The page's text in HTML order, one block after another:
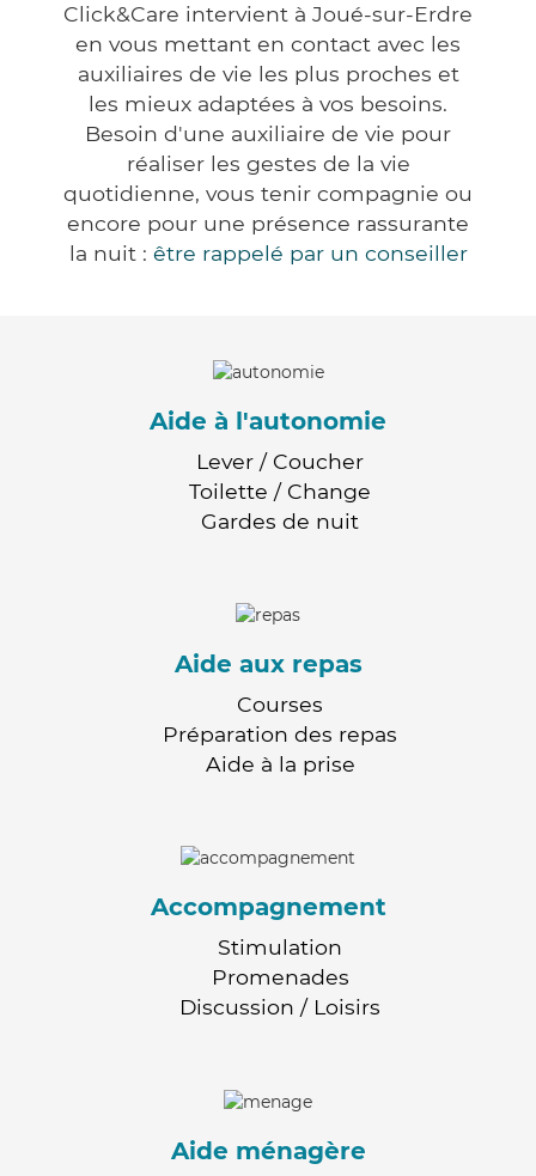
Click&Care intervient à Joué-sur-Erdre
en vous mettant en contact avec les
auxiliaires de vie les plus proches et
les mieux adaptées à vos besoins.
Besoin d'une auxiliaire de vie pour
réaliser les gestes de la vie
quotidienne, vous tenir compagnie ou
encore pour une présence rassurante
la nuit : être rappelé par un conseiller
Aide à l'autonomie
Lever / Coucher
Toilette / Change
Gardes de nuit
Aide aux repas
Courses
Préparation des repas
Aide à la prise
Accompagnement
Stimulation
Promenades
Discussion / Loisirs
Aide ménagère